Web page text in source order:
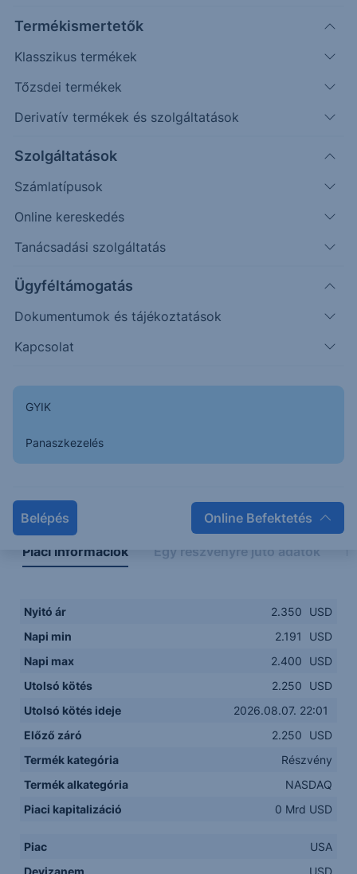
Termékismertetők
Klasszikus termékek
Tőzsdei termékek
Derivatív termékek és szolgáltatások
Szolgáltatások
Számlatípusok
Online kereskedés
Tanácsadási szolgáltatás
Ügyféltámogatás
Dokumentumok és tájékoztatások
Kapcsolat
GYIK
Panaszkezelés
Belépés Online Befektetés
2.1500
2.3000
Napon belüli Historikus
Piaci információk Egy részvényre jutó adatok
Nyitó ár 2.350
USD
Napi min
2.191
USD
Napi max
2.400
USD
Utolsó kötés
2.250
USD
Utolsó kötés ideje
2026.08.07. 22:01
Előző záró
2.250
USD
Termék kategória
Részvény
Termék alkategória
NASDAQ
Piaci kapitalizáció
0 Mrd USD
Piac
USA
Devizanem
USD